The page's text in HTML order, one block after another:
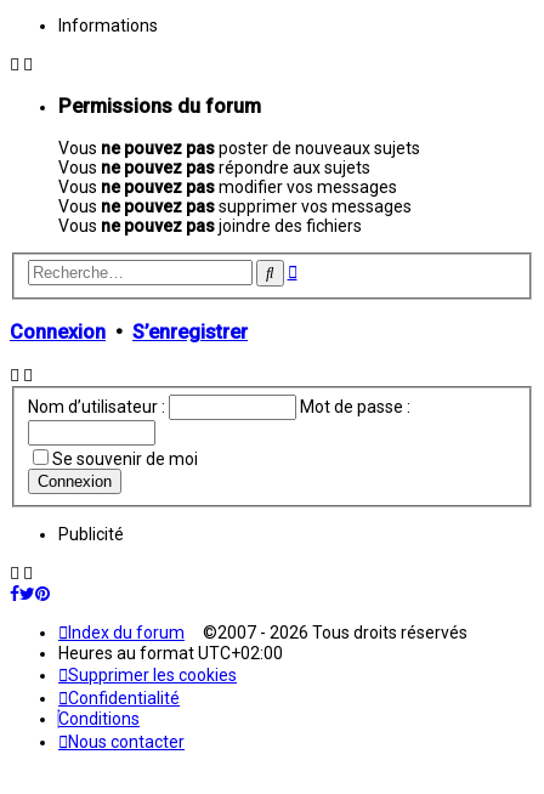
Informations
Permissions du forum
Vous ne pouvez pasposter de nouveaux sujets
Vous ne pouvez pasrépondre aux sujets
Vous ne pouvez pasmodifier vos messages
Vous ne pouvez passupprimer vos messages
Vous ne pouvez pasjoindre des fichiers
Rechercher
Recherche
Connexion • S’enregistrer
Nom d’utilisateur : Mot de passe :
Se souvenir de moi
Publicité
Index du forum ©2007 - 2026 Tous droits réservés
Heures au formatUTC+02:00
Supprimer les cookies
Confidentialité
Conditions
Nous contacter